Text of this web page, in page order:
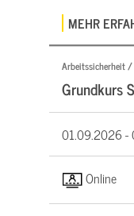
MEHR
Arbeitssicherheit
Grundkurs
01.09.2026 -
Online